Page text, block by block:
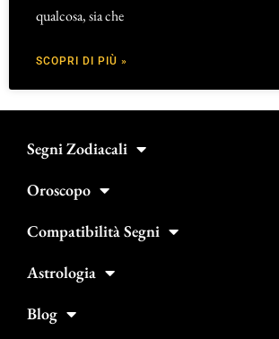
qualcosa, sia che
SCOPRI DI PIÙ »
Segni Zodiacali
Oroscopo
Compatibilità Segni
Astrologia
Blog